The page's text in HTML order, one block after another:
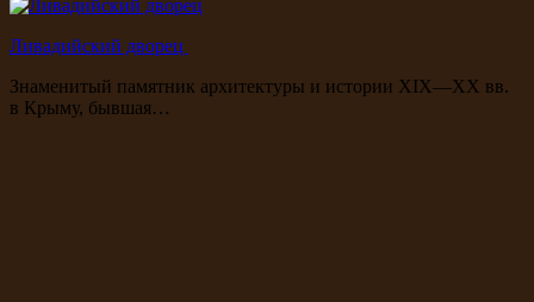
Ливадийский дворец
Знаменитый памятник архитектуры и истории XIX—XX вв.
в Крыму, бывшая…